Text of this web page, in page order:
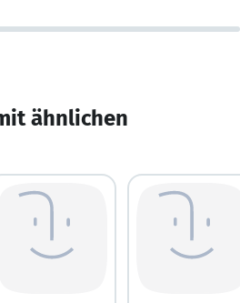
ähnlichen